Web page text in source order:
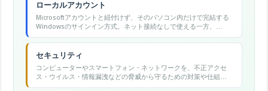
ローカルアカウント
Microsoftアカウントと紐付けず、そのパソコン内だけで完結する
Windowsのサインイン方式。ネット接続なしで使える一方、
OneDrive同期やストア購入などクラウド連携機能は制限される。
セキュリティ
コンピューターやスマートフォン・ネットワークを、不正アクセ
ス・ウイルス・情報漏洩などの脅威から守るための対策や仕組み
の総称。